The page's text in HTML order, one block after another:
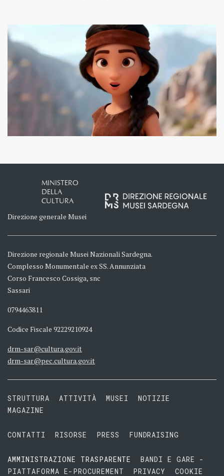
MINISTERO
DELLA
CULTURA
Direzione generale Musei
Direzione regionale Musei Nazionali Sardegna.
Complesso Monumentale ex SS. Annunziata
Corso Francesco Cossiga, snc
Sassari
0794463811
Codice Fiscale 92229210924
drm-sar@cultura.gov.it
drm-sar@pec.cultura.gov.it
STRUTTURA ATTIVITÀ MUSEI
NOTIZIE
MAGAZINE
CONTATTI RISORSE PRESS FUNDRAISING
AMMINISTRAZIONE TRASPARENTE
BANDI E GARE -
PIATTAFORMA E-PROCUREMENT
PRIVACY COOKIE